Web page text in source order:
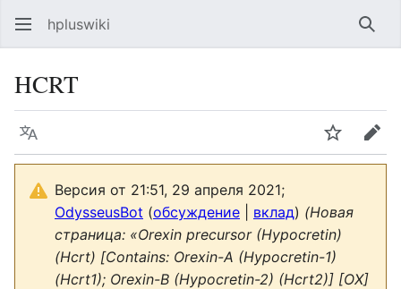
hpluswiki
HCRT
Язык Следить
Версия от 21:51, 29 апреля 2021;
OdysseusBot (обсуждение вклад) (Новая
страница: «Orexin precursor (Hypocretin)
(Hcrt) [Contains: Orexin-A (Hypocretin-1)
(Hcrt1); Orexin-B (Hypocretin-2) (Hcrt2)] [OX]